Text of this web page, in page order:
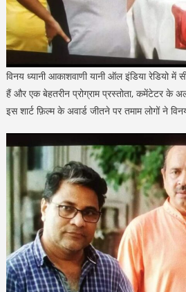
विनय ध्यानी आकाशवाणी यानी ऑल इंडिया रेडियो में
हैं और एक बेहतरीन प्रोग्राम प्रस्तोता, कमेंटेटर के
इस शार्ट फ़िल्म के अवार्ड जीतने पर तमाम लोगों ने